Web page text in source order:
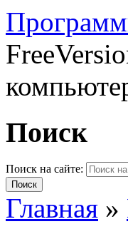
Поиск
Поиск на сайте:
Главная »